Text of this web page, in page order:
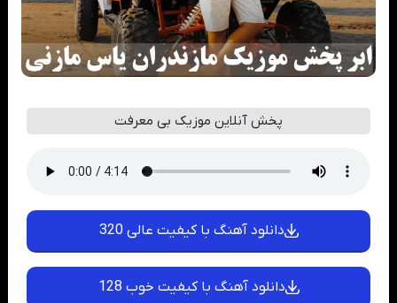
پخش آنلاین موزیک بی معرفت
دانلود آهنگ با کیفیت عالی 320
دانلود آهنگ با کیفیت خوب 128